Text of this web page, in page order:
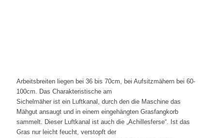
Arbeitsbreiten liegen bei 36 bis 70cm, bei Aufsitzmähern bei 60-
100cm. Das Charakteristische am
Sichelmäher ist ein Luftkanal, durch den die Maschine das
Mähgut ansaugt und in ei­nem eingehängten Grasfangkorb
sammelt. Dieser Luftkanal ist auch die „Achillesferse“. Ist das
Gras nur leicht feucht, verstopft der